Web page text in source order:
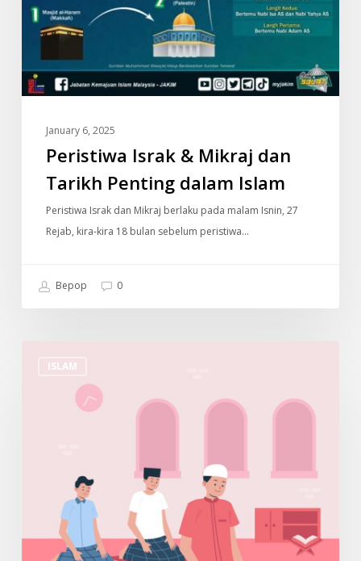
January 6, 2025
Peristiwa Israk & Mikraj dan
Tarikh Penting dalam Islam
Peristiwa Israk dan Mikraj berlaku pada malam Isnin, 27
Rejab, kira-kira 18 bulan sebelum peristiwa…
Bepop 0
ISLAM
Untuk